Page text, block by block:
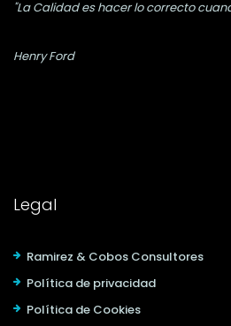
"La Calidad es hacer lo correcto
Henry Ford
Legal
Ramirez & Cobos Consultores
Política de privacidad
Política de Cookies